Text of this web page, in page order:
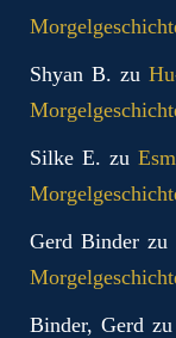
Shyan B. zu
Silke E. zu
Gerd Binder zu
Binder, Gerd zu